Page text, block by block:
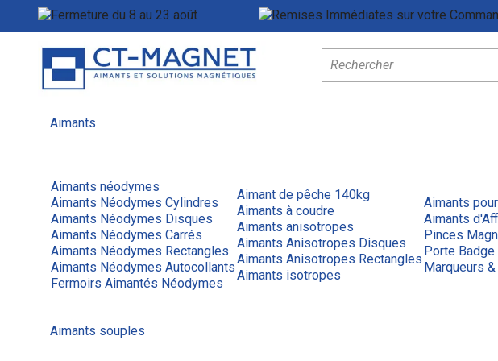
Fermeture du 8 au 23 août Remises
Aimants
Aimants néodymes
Aimants Néodymes Cylindres
Aimants Néodymes Disques
Aimants Néodymes Carrés
Aimants Néodymes Rectangles
Aimants Néodymes Autocollants
Fermoirs Aimantés Néodymes
Aimant de pêche 140kg
Aimants à coudre
Aimants anisotropes
Aimants Anisotropes Disques
Aimants Anisotropes Rectangles
Aimants isotropes
Aimants
Aimants
Pinces
Porte Badge
Marqueurs
Aimants souples